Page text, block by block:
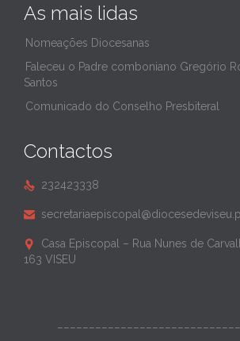
As mais lidas
Nomeações Diocesanas
Faleceu o Padre comboniano Gregório
Santos
Comunicado do Conselho Presbiteral
Contactos
 232423338


Casa Episcopal – Rua Nunes de
163 VISEU